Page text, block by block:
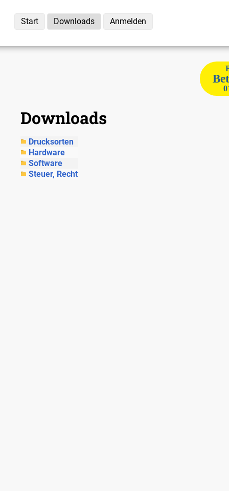
Start Downloads Anmelden
Downloads
Drucksorten
Hardware
Software
Steuer, Recht